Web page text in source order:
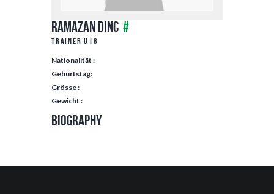
Ramazan Dinc #
Trainer U18
Nationalität :
Geburtstag:
Grösse :
Gewicht :
Biography